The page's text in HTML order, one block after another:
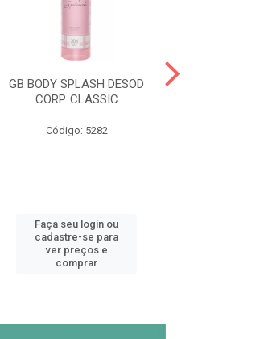
GB BODY SPLASH DESOD
CORP. CLASSIC
Código: 5282
Faça seu login ou
cadastre-se para
ver preços e
comprar